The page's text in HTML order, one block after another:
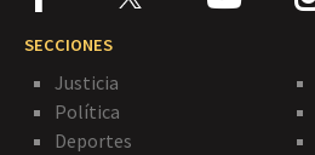
SECCIONES
Justicia
Política
Deportes